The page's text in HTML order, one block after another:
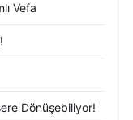
Vefa
Dönüşebiliyor!